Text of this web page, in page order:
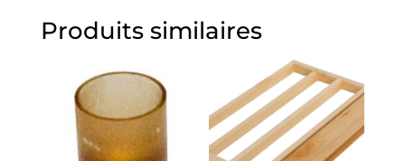
Produits similaires